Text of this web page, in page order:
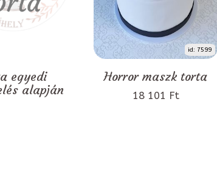
egyedi
alapján
id: 7599
Horror maszk torta
18 101 Ft